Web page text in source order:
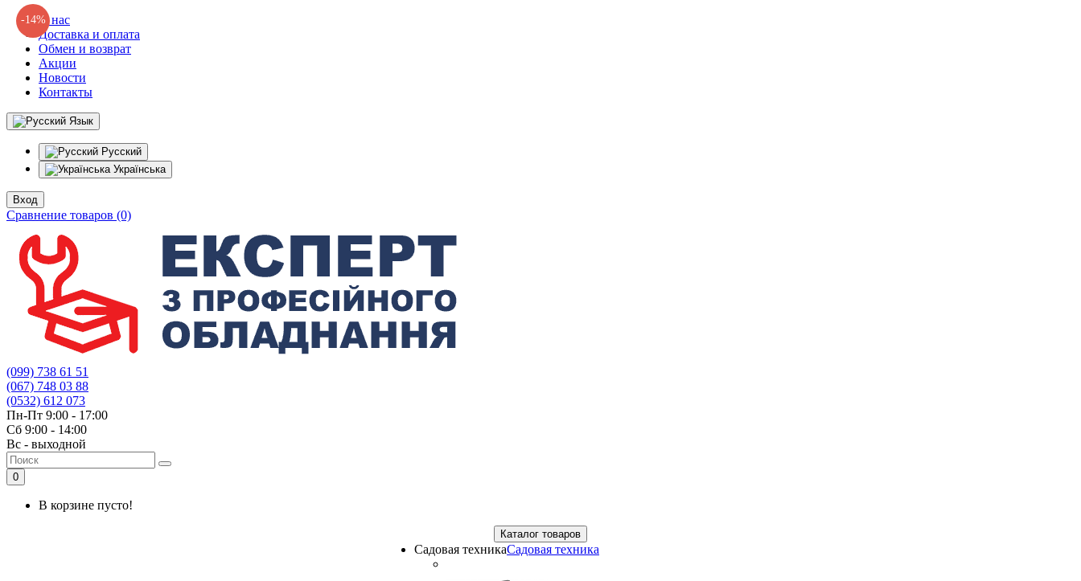
О нас
Доставка и оплата
Обмен и возврат
Акции
Новости
Контакты
Язык
Русский
Українська
Вход
Сравнение товаров (0)
(099) 738 61 51
(067) 748 03 88
(0532) 612 073
Пн-Пт 9:00 - 17:00
Сб 9:00 - 14:00
Вс - выходной
0
В корзине пусто!
Каталог товаров
Садовая техникаСадовая техника
-14%